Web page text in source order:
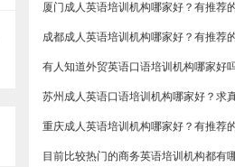
厦门成人英语培训机构哪家好？有推荐
成都成人英语培训机构哪家好？有推荐